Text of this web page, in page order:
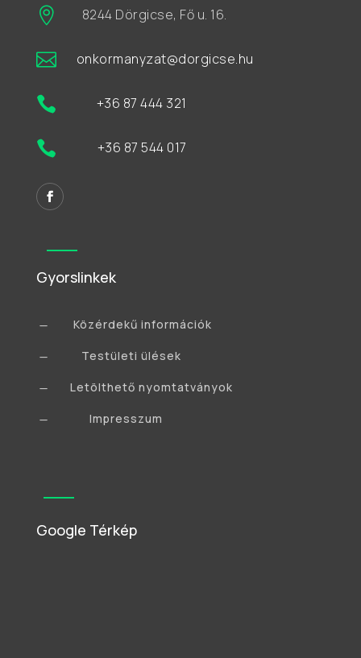
 8244 Dörgicse, Fő u. 16.
 onkormanyzat@dorgicse.hu
 +36 87 444 321
 +36 87 544 017
Gyorslinkek
K Közérdekű információk
K Testületi ülések
K Letölthető nyomtatványok
K Impresszum
Google Térkép